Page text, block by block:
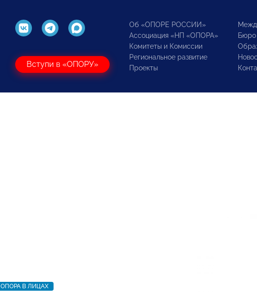
Вступи в «ОПОРУ»
Об «ОПОРЕ РОССИИ»
Ассоциация «НП «ОПОРА»
Комитеты и Комиссии
Региональное развитие
Проекты
Бюро
ОПОРА В ЛИЦАХ